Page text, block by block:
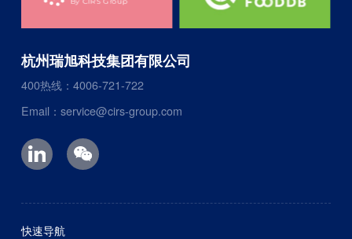
杭州瑞旭科技集团有限公司
400热线：4006-721-722
Email：service@cirs-group.com
快速导航